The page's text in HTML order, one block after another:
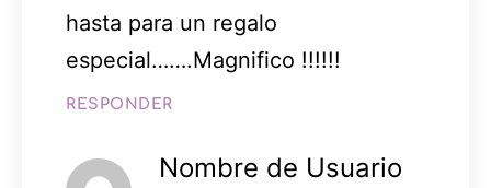
hasta para un regalo
especial…….Magnifico !!!!!!
RESPONDER
Nombre de Usuario